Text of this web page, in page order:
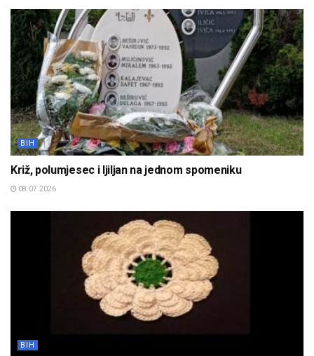
BIH
Križ, polumjesec i ljiljan na jednom spomeniku
08.07.2026
BIH